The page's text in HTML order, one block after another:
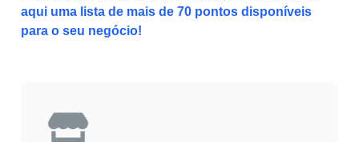
aqui uma lista de mais de 70 pontos disponíveis
para o seu negócio!